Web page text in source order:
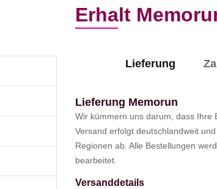
Erhalt
Lieferung
Lieferung Memorun
Wir kümmern uns darum, dass Ihre
Versand erfolgt deutschlandweit
Regionen ab. Alle Bestellungen
bearbeitet.
Versanddetails